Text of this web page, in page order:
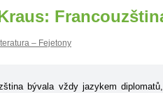
– Fejetony
bývala vždy jazykem